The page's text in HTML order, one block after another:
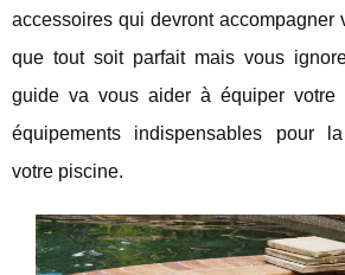
accessoires qui devront accompagner
que tout soit parfait mais vous
guide va vous aider à équiper votre
équipements indispensables pour
votre piscine.